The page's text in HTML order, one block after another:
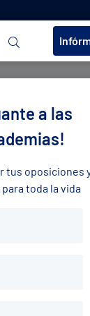
a las
tus oposiciones
toda la vida